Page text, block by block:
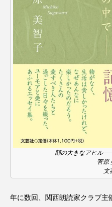
DEPARTURES
HAMNET HERE 時を
JAZZ KADOKAWA
LATE SHIFT Let's 追
MOCOコレクション オム
顔の大きなアヒル
菅原
文
年に数回、関西朗読家クラブ